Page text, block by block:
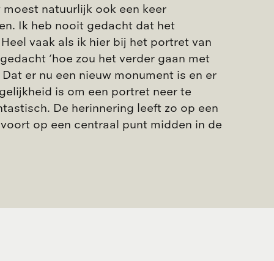
natuurlijk ook een keer
Ik heb nooit gedacht dat het
vaak als ik hier bij het portret van
‘hoe zou het verder gaan met
Dat er nu een nieuw monument is en er
is om een portret neer te
De herinnering leeft zo op een
op een centraal punt midden in de